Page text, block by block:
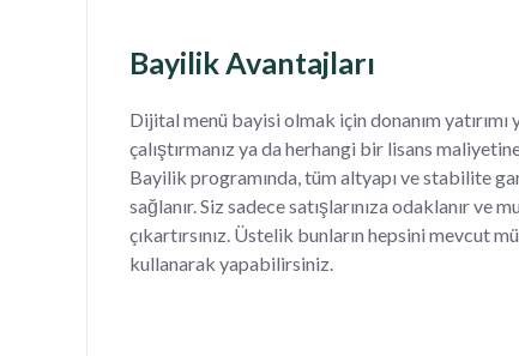
Bayilik Avantajları
Dijital menü bayisi olmak için donanım yatırımı
çalıştırmanız ya da herhangi bir lisans
Bayilik programında, tüm altyapı ve stabilite
sağlanır. Siz sadece satışlarınıza odaklanır
çıkartırsınız. Üstelik bunların hepsini mevcut
kullanarak yapabilirsiniz.